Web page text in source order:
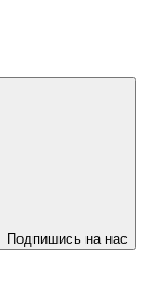
Подпишись на нас